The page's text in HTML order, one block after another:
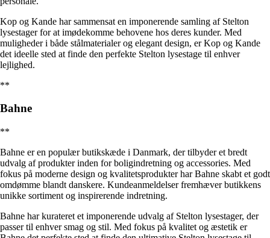
Kop og Kande har sammensat en imponerende samling af Stelton
lysestager for at imødekomme behovene hos deres kunder. Med
muligheder i både stålmaterialer og elegant design, er Kop og Kande
det ideelle sted at finde den perfekte Stelton lysestage til enhver
lejlighed.
**
Bahne
**
Bahne er en populær butikskæde i Danmark, der tilbyder et bredt
udvalg af produkter inden for boligindretning og accessories. Med
fokus på moderne design og kvalitetsprodukter har Bahne skabt et godt
omdømme blandt danskere. Kundeanmeldelser fremhæver butikkens
unikke sortiment og inspirerende indretning.
Bahne har kurateret et imponerende udvalg af Stelton lysestager, der
passer til enhver smag og stil. Med fokus på kvalitet og æstetik er